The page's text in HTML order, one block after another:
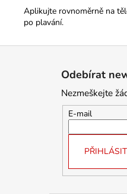
Aplikujte rovnoměrně na
po plavání.
Odebírat
Nezmeškejte
E-mail